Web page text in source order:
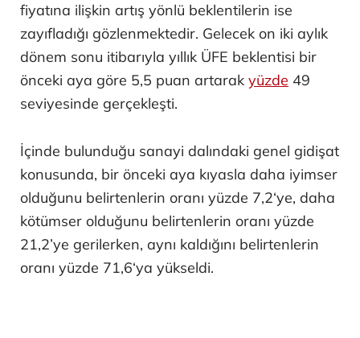
fiyatına ilişkin artış yönlü beklentilerin ise
zayıfladığı gözlenmektedir. Gelecek on iki aylık
dönem sonu itibarıyla yıllık ÜFE beklentisi bir
önceki aya göre 5,5 puan artarak yüzde 49
seviyesinde gerçekleşti.
İçinde bulunduğu sanayi dalındaki genel gidişat
konusunda, bir önceki aya kıyasla daha iyimser
olduğunu belirtenlerin oranı yüzde 7,2‘ye, daha
kötümser olduğunu belirtenlerin oranı yüzde
21,2’ye gerilerken, aynı kaldığını belirtenlerin
oranı yüzde 71,6‘ya yükseldi.